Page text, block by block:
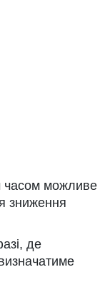
часом можливе
зниження
де